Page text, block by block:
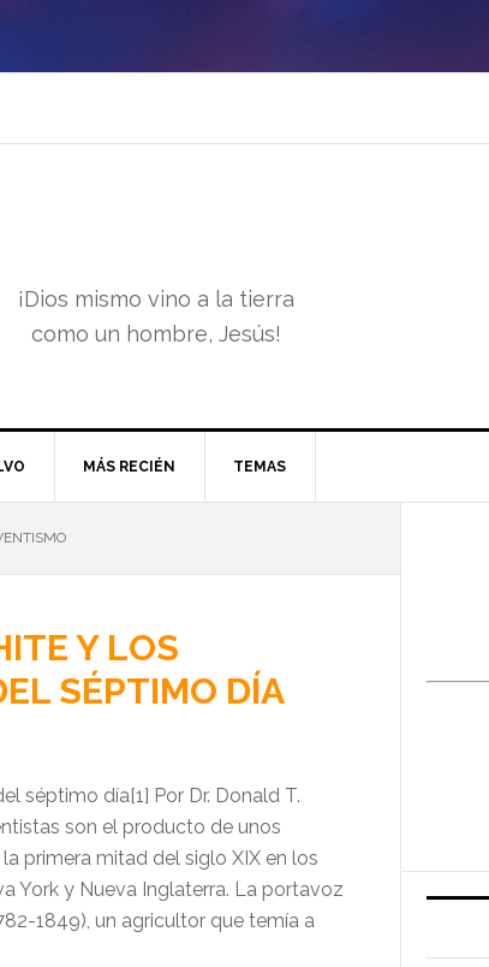
¡Dios mismo vino a la tierra
como un hombre, Jesús!
MÁS RECIÉN TEMAS
Y LOS
SÉPTIMO DÍA
séptimo día[1] Por Dr. Donald T.
son el producto de unos
primera mitad del siglo XIX en los
York y Nueva Inglaterra. La portavoz
1849), un agricultor que temía a